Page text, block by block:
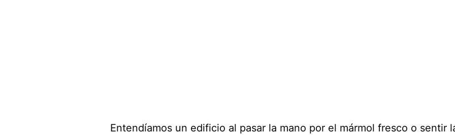
Entendíamos un edificio al pasar la mano por el mármol fresco o sentir